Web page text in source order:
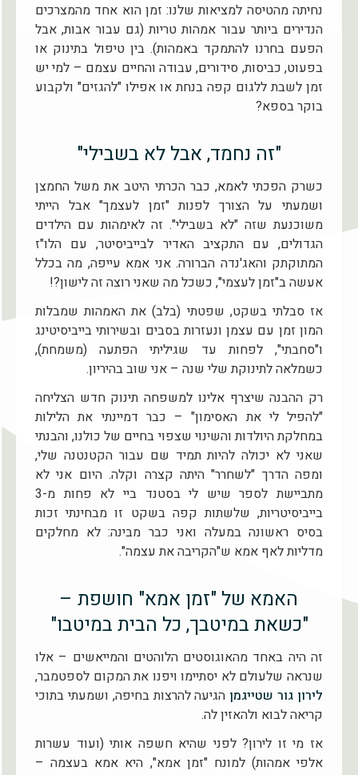
נחיתה מהטיסה למציאות שלנו: זמן הוא אחד מהמצרכים
הנדירים ביותר עבור אמהות טריות (גם עבור אבות, אבל
הפעם בחרנו להתמקד באמהות). בין טיפול בתינוק או
בפעוט, כביסות, סידורים, עבודה והחיים עצמם – למי יש
זמן לשבת ללגום קפה בנחת או אפילו "להגזים" ולקבוע
בוקר בספא?
"זה נחמד, אבל לא בשבילי"
כשרק הפכתי לאמא, כבר הכרתי היטב את משל החמצן
ושמעתי על הצורך לפנות "זמן לעצמך" אבל הייתי
משוכנעת שזה "לא בשבילי". זה לאימהות עם הילדים
הגדולים, עם התקציב האדיר לבייביסיטר, עם הלו"ז
המתוקתק והאג'נדה הברורה. אני אמא עייפה, מה בכלל
אעשה ב"זמן לעצמי", כשכל מה שאני רוצה זה לישון?!
אז סבלתי בשקט, שפטתי (בלב) את האמהות שמבלות
המון זמן עם עצמן ונעזרות בסבים ובשירותי בייביסיטינג
ו"סחבתי", לפחות עד שגיליתי הפתעה (משמחת),
כשמלאה לתינוקת שלי שנה – אני שוב בהיריון.
רק ההבנה שיצרף אלינו למשפחה תינוק חדש הצליחה
"להפיל לי את האסימון" – כבר דמיינתי את הלילות
במחלקת היולדות והשינוי שצפוי בחיים של כולנו, והבנתי
שאני לא יכולה להיות תמיד שם עבור הקטנטנה שלי,
ומפה הדרך "לשחרר" היתה קצרה וקלה. היום אני לא
מתביישת לספר שיש לי בסטנד ביי לא פחות מ-3
בייביסיטריות, שלשתות קפה בשקט זו מבחינתי זכות
בסיס ראשונה במעלה ואני כבר מבינה: לא מחלקים
מדליות לאף אמא ש"הקריבה את עצמה".
האמא של "זמן אמא" חושפת –
"כשאת במיטבך, כל הבית במיטבו"
זה היה באחד מהאוגוסטים הלוהטים והמייאשים – אלו
שנראה שלעולם לא יסתיימו ויפנו את המקום לספטמבר,
לירון גור שטייגמן הגיעה להרצות בחיפה, ושמעתי בתוכי
קריאה לבוא ולהאזין לה.
אז מי זו לירון? לפני שהיא חשפה אותי (ועוד עשרות
אלפי אמהות) למונח "זמן אמא", היא אמא בעצמה –